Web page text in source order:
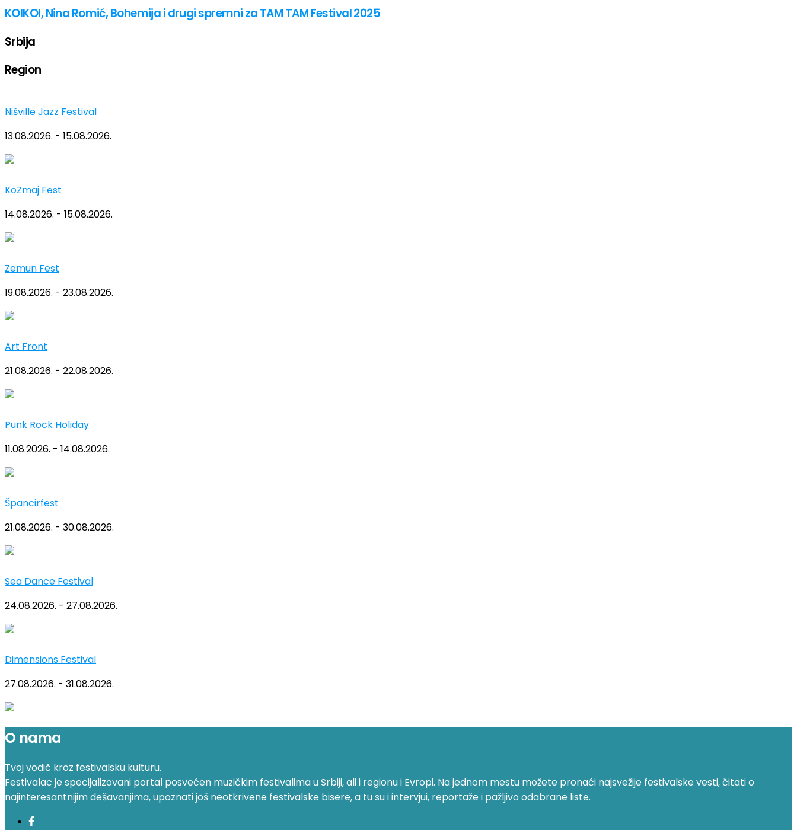
KOIKOI, Nina Romić, Bohemija i drugi spremni za TAM TAM Festival 2025
Srbija
Region
Nišville Jazz Festival
13.08.2026. - 15.08.2026.
KoZmaj Fest
14.08.2026. - 15.08.2026.
Zemun Fest
19.08.2026. - 23.08.2026.
Art Front
21.08.2026. - 22.08.2026.
Punk Rock Holiday
11.08.2026. - 14.08.2026.
Špancirfest
21.08.2026. - 30.08.2026.
Sea Dance Festival
24.08.2026. - 27.08.2026.
Dimensions Festival
27.08.2026. - 31.08.2026.
O nama
Tvoj vodič kroz festivalsku kulturu.
Festivalac je specijalizovani portal posvećen muzičkim festivalima u Srbiji, ali i regionu i Evropi. Na jednom mestu možete pronaći najsvežije festivalske vesti, čitati o
najinteresantnijim dešavanjima, upoznati još neotkrivene festivalske bisere, a tu su i intervjui, reportaže i pažljivo odabrane liste.